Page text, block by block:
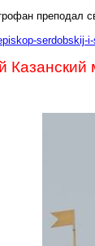
преподал
Казанский